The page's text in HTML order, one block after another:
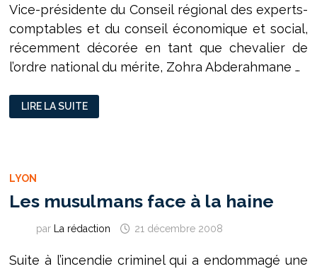
Vice-présidente du Conseil régional des experts-
comptables et du conseil économique et social,
récemment décorée en tant que chevalier de
l’ordre national du mérite, Zohra Abderahmane …
ZOHRA
ABDERAHMANE,
EXPERTE
LIRE LA SUITE
LYON
Les musulmans face à la haine
par La rédaction 21 décembre 2008
Suite à l’incendie criminel qui a endommagé une